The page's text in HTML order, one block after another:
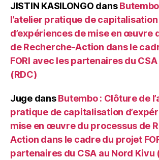
JISTIN KASILONGO dans
l’atelier pratique de capitalisation
d’expériences de mise en œuvre
de Recherche-Action dans le
FORI avec les partenaires du
(RDC)
JugedansButembo : Clôture de
pratique de capitalisation
mise en œuvre du processus de
Action dans le cadre du projet
partenaires du CSA au Nord Kivu